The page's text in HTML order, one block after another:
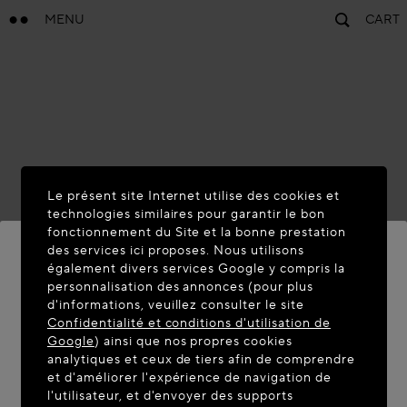
MENU CART
BIENVENUE SUR MAISON-
ALAIA.COM
Vous semblez être dans le pays suivant : United
States. Souhaitez-vous mettre à jour votre
localisation ?
Le présent site Internet utilise des cookies et
technologies similaires pour garantir le bon
fonctionnement du Site et la bonne prestation
des services ici proposes. Nous utilisons
également divers services Google y compris la
personnalisation des annonces (pour plus
d'informations, veuillez consulter le site
Confidentialité et conditions d'utilisation de
Google) ainsi que nos propres cookies
analytiques et ceux de tiers afin de comprendre
et d'améliorer l'expérience de navigation de
l'utilisateur, et d'envoyer des supports